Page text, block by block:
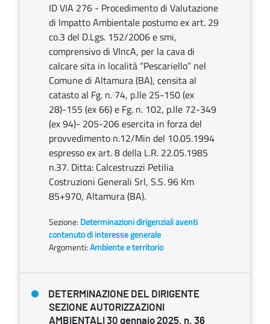
ID VIA 276 - Procedimento di Valutazione
di Impatto Ambientale postumo ex art. 29
co.3 del D.Lgs. 152/2006 e smi,
comprensivo di VIncA, per la cava di
calcare sita in località “Pescariello” nel
Comune di Altamura (BA), censita al
catasto al Fg. n. 74, p.lle 25-150 (ex
28)-155 (ex 66) e Fg. n. 102, p.lle 72-349
(ex 94)- 205-206 esercita in forza del
provvedimento n.12/Min del 10.05.1994
espresso ex art. 8 della L.R. 22.05.1985
n.37. Ditta: Calcestruzzi Petilia
Costruzioni Generali Srl, S.S. 96 Km
85+970, Altamura (BA).
Sezione: Determinazioni dirigenziali aventi
contenuto di interesse generale
Argomenti:Ambiente e territorio
DETERMINAZIONE DEL DIRIGENTE
SEZIONE AUTORIZZAZIONI
AMBIENTALI 30 gennaio 2025, n. 36